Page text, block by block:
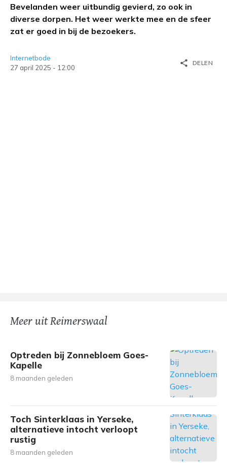
Bevelanden weer uitbundig gevierd, zo ook in
diverse dorpen. Het weer werkte mee en de sfeer
zat er goed in bij de bezoekers.
Internetbode
27 april 2025 - 12:00
share DELEN
Meer uit Reimerswaal
Optreden bij Zonnebloem Goes-
Kapelle
8 maanden geleden
Toch Sinterklaas in Yerseke,
alternatieve intocht verloopt
rustig
8 maanden geleden